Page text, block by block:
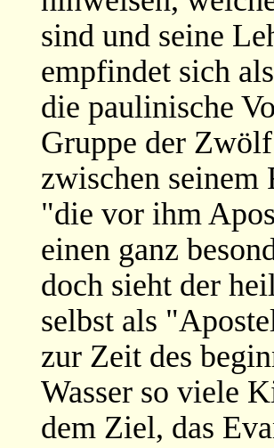
sind und seine
empfindet sich
die paulinische
Gruppe der
zwischen seinem
"die vor ihm
einen ganz
doch sieht der
selbst als
zur Zeit des
Wasser so viele
dem Ziel, das